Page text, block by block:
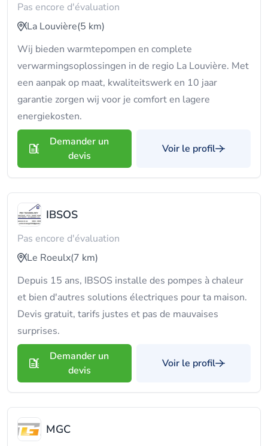
Pas encore d'évaluation
La Louvière(5 km)
Wij bieden warmtepompen en complete
verwarmingsoplossingen in de regio La Louvière. Met
een aanpak op maat, kwaliteitswerk en 10 jaar
garantie zorgen wij voor je comfort en lagere
energiekosten.
Demander un
devis
Voir le profil
IBSOS
Pas encore d'évaluation
Le Roeulx(7 km)
Depuis 15 ans, IBSOS installe des pompes à chaleur
et bien d'autres solutions électriques pour ta maison.
Devis gratuit, tarifs justes et pas de mauvaises
surprises.
Demander un
devis
Voir le profil
MGC